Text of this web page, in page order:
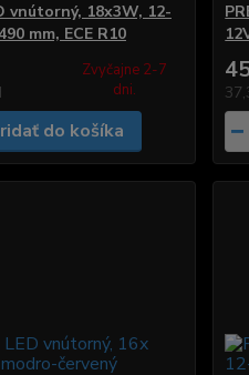
vnútorný, 18x3W, 12-
mm, ECE R10
Zvyčajne 2-7
dni.
do košíka